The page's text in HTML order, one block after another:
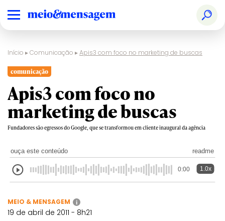
Início ▸Comunicação ▸Apis3 com foco no marketing de buscas
comunicação
Apis3 com foco no
marketing de buscas
Fundadores são egressos do Google, que se transformou em cliente inaugural da agência
ouça este conteúdo readme
0:00 1.0x
MEIO & MENSAGEM i
19 de abril de 2011 - 8h21